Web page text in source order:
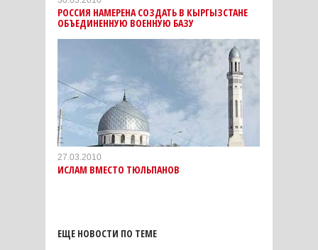
РОССИЯ НАМЕРЕНА СОЗДАТЬ В КЫРГЫЗСТАНЕ
ОБЪЕДИНЕННУЮ ВОЕННУЮ БАЗУ
27.03.2010
ИСЛАМ ВМЕСТО ТЮЛЬПАНОВ
ЕЩЕ НОВОСТИ ПО ТЕМЕ